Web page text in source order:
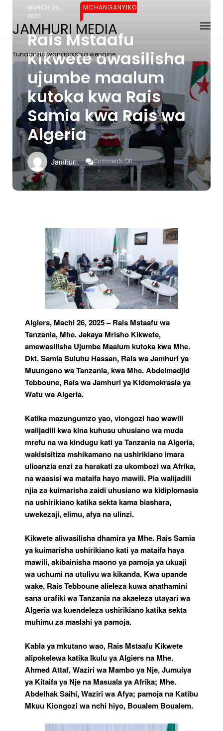
JAMHURI MEDIA
Tunaanzia wanapoishia wengine
MARCH 26,
2025
MCHANGANYIKO
Rais Mstaafu
Kikwete awasilisha
ujumbe maalum
kutoka kwa Rais
Samia kwa Rais wa
Algeria
Jamhuri Comments Off
Rais
Mstaafu
Kikwete
Kwa
Rais
Kwa
Rais
Wa
Algeria
Algiers, Machi 26, 2025 – Rais Mstaafu wa
Tanzania, Mhe. Jakaya Mrisho Kikwete,
amewasilisha Ujumbe Maalum kutoka kwa Mhe.
Dkt. Samia Suluhu Hassan, Rais wa Jamhuri ya
Muungano wa Tanzania, kwa Mhe. Abdelmadjid
Tebboune, Rais wa Jamhuri ya Kidemokrasia ya
Watu wa Algeria.
Katika mazungumzo yao, viongozi hao wawili
walijadili kwa kina kuhusu uhusiano wa muda
mrefu na wa kindugu kati ya Tanzania na Algeria,
wakisisitiza mshikamano na ushirikiano imara
ulioanzia enzi za harakati za ukombozi wa Afrika,
na waasisi wa mataifa hayo mawili. Pia walijadili
njia za kuimarisha zaidi uhusiano wa kidiplomasia
na ushirikiano katika sekta kama biashara,
uwekezaji, elimu, afya na ulinzi.
Kikwete aliwasilisha dhamira ya Mhe. Rais Samia
ya kuimarisha ushirikiano kati ya mataifa haya
mawili, akibainisha maono ya pamoja ya ukuaji
wa uchumi na utulivu wa kikanda. Kwa upande
wake, Rais Tebboune alieleza kuwa anathamini
sana urafiki wa Tanzania na akaeleza utayari wa
Algeria wa kuendeleza ushirikiano katika sekta
muhimu za maslahi ya pamoja.
Kabla ya mkutano wao, Rais Mstaafu Kikwete
alipokelewa katika Ikulu ya Algiers na Mhe.
Ahmed Attaf, Waziri wa Mambo ya Nje, Jumuiya
ya Kitaifa ya Nje na Masuala ya Afrika; Mhe.
Abdelhak Saihi, Waziri wa Afya; pamoja na Katibu
Mkuu Kiongozi wa nchi hiyo, Boualem Boualem.